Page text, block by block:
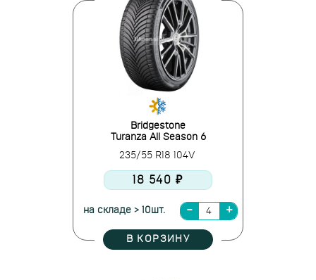
Bridgestone
Turanza All Season 6
235/55 R18 104V
18 540 ₽
на складе > 10шт.
В КОРЗИНУ